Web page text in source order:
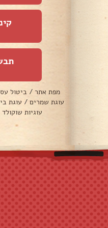
מפת אתר / ביטול
עוגת שמרים / עוגת
עוגיות